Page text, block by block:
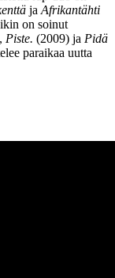
ja Afrikantähti
on soinut
Piste. (2009) ja Pidä
paraikaa uutta